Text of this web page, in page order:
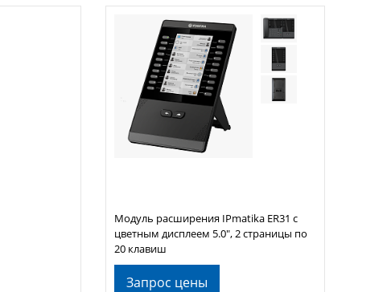
Запрос цены
Модуль расширения IPmatika ER31 с
цветным дисплеем 5.0", 2 страницы по
20 клавиш